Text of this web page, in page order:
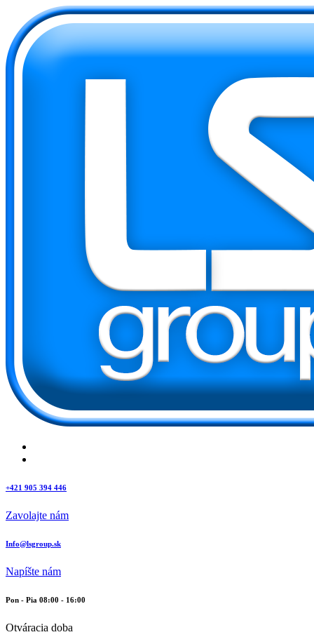
+421 905 394 446
Zavolajte nám
Info@lsgroup.sk
Napíšte nám
Pon - Pia 08:00 - 16:00
Otváracia doba